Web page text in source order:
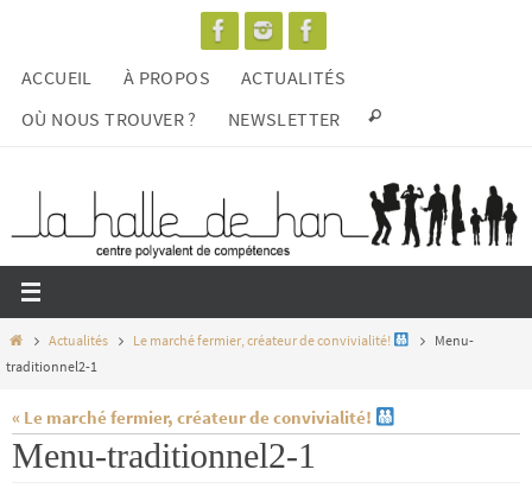
contenu
ACCUEIL À PROPOS
ACTUALITÉS
OÙ NOUS TROUVER ?
NEWSLETTER
HomeActualités Le marché fermier, créateur de convivialité!
Menu-
traditionnel2-1
« Le marché fermier, créateur de convivialité!
Menu-traditionnel2-1